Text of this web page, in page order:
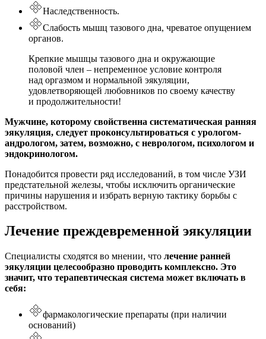
Наследственность.
Слабость мышц тазового дна, чреватое опущением
органов.
Крепкие мышцы тазового дна и окружающие
половой член – непременное условие контроля
над оргазмом и нормальной эякуляции,
удовлетворяющей любовников по своему качеству
и продолжительности!
Мужчине, которому свойственна систематическая ранняя
эякуляция, следует проконсультироваться с урологом-
андрологом, затем, возможно, с неврологом, психологом и
эндокринологом.
Понадобится провести ряд исследований, в том числе УЗИ
предстательной железы, чтобы исключить органические
причины нарушения и избрать верную тактику борьбы с
расстройством.
Лечение преждевременной эякуляции
Специалисты сходятся во мнении, что лечение ранней
эякуляции целесообразно проводить комплексно. Это
значит, что терапевтическая система может включать в
себя:
фармакологические препараты (при наличии
оснований)